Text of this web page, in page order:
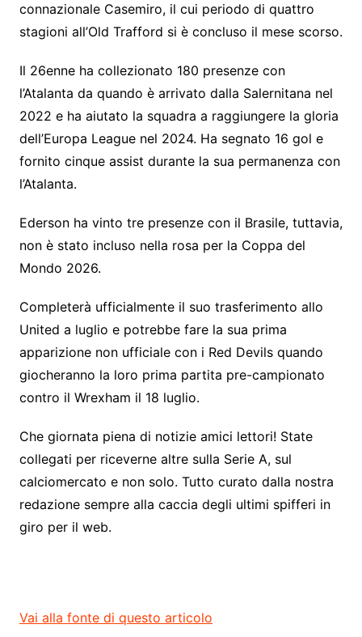
connazionale Casemiro, il cui periodo di quattro
stagioni all’Old Trafford si è concluso il mese scorso.
Il 26enne ha collezionato 180 presenze con
l’Atalanta da quando è arrivato dalla Salernitana nel
2022 e ha aiutato la squadra a raggiungere la gloria
dell’Europa League nel 2024. Ha segnato 16 gol e
fornito cinque assist durante la sua permanenza con
l’Atalanta.
Ederson ha vinto tre presenze con il Brasile, tuttavia,
non è stato incluso nella rosa per la Coppa del
Mondo 2026.
Completerà ufficialmente il suo trasferimento allo
United a luglio e potrebbe fare la sua prima
apparizione non ufficiale con i Red Devils quando
giocheranno la loro prima partita pre-campionato
contro il Wrexham il 18 luglio.
Che giornata piena di notizie amici lettori! State
collegati per riceverne altre sulla Serie A, sul
calciomercato e non solo. Tutto curato dalla nostra
redazione sempre alla caccia degli ultimi spifferi in
giro per il web.
Vai alla fonte di questo articolo